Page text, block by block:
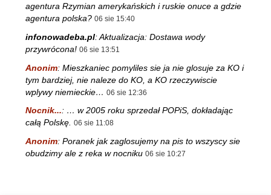
agentura Rzymian amerykańskich i ruskie onuce a gdzie
agentura polska? 06 sie 15:40
infonowadeba.pl:Aktualizacja: Dostawa wody
przywrócona! 06 sie 13:51
Anonim: Mieszkaniec pomyliles sie ja nie glosuje za KO i
tym bardziej, nie naleze do KO, a KO rzeczywiscie
wplywy niemieckie… 06 sie 12:36
Nocnik...: … w 2005 roku sprzedał POPiS, dokładając
całą Polskę. 06 sie 11:08
Anonim: Poranek jak zaglosujemy na pis to wszyscy sie
obudzimy ale z reka w nocniku 06 sie 10:27